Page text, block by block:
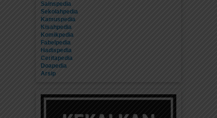
Sainspedia
Sekolahpedia
Kamuspedia
Kisahpedia
Komikpedia
Fabelpedia
Hadispedia
Ceritapedia
Doapedia
Arsip